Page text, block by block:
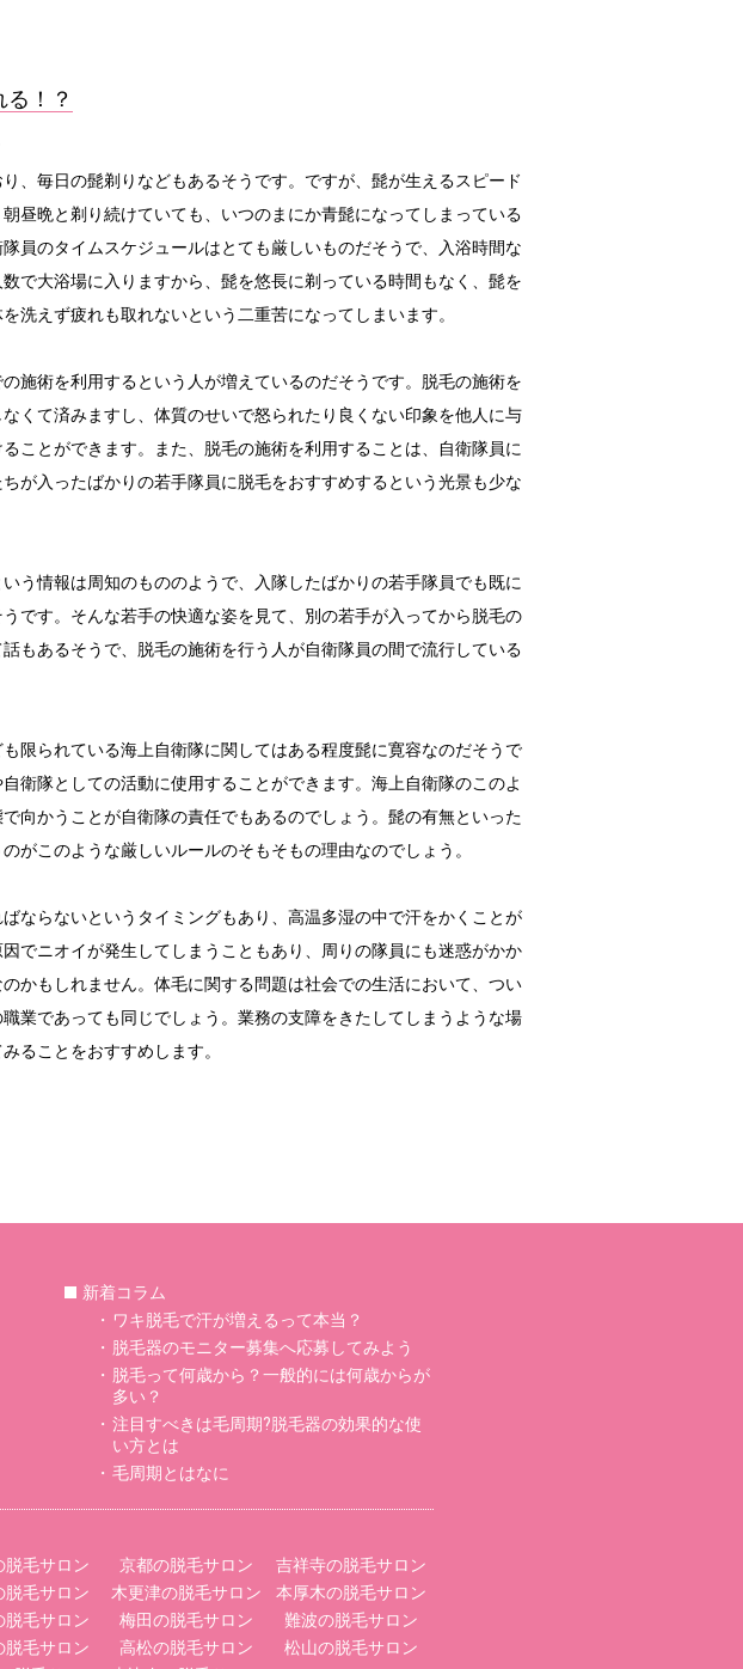
！？
、毎日の髭剃りなどもあるそうです。ですが、髭が生えるスピード
昼晩と剃り続けていても、いつのまにか青髭になってしまっている
員のタイムスケジュールはとても厳しいものだそうで、入浴時間な
で大浴場に入りますから、髭を悠長に剃っている時間もなく、髭を
洗えず疲れも取れないという二重苦になってしまいます。
施術を利用するという人が増えているのだそうです。脱毛の施術を
くて済みますし、体質のせいで怒られたり良くない印象を他人に与
ことができます。また、脱毛の施術を利用することは、自衛隊員に
が入ったばかりの若手隊員に脱毛をおすすめするという光景も少な
う情報は周知のもののようで、入隊したばかりの若手隊員でも既に
です。そんな若手の快適な姿を見て、別の若手が入ってから脱毛の
もあるそうで、脱毛の施術を行う人が自衛隊員の間で流行している
限られている海上自衛隊に関してはある程度髭に寛容なのだそうで
衛隊としての活動に使用することができます。海上自衛隊のこのよ
向かうことが自衛隊の責任でもあるのでしょう。髭の有無といった
がこのような厳しいルールのそもそもの理由なのでしょう。
ならないというタイミングもあり、高温多湿の中で汗をかくことが
でニオイが発生してしまうこともあり、周りの隊員にも迷惑がかか
かもしれません。体毛に関する問題は社会での生活において、つい
業であっても同じでしょう。業務の支障をきたしてしまうような場
ることをおすすめします。
新着コラム
ワキ脱毛で汗が増えるって本当？
脱毛器のモニター募集へ応募してみよう
脱毛って何歳から？一般的には何歳からが
多い？
注目すべきは毛周期?脱毛器の効果的な使
い方とは
毛周期とはなに
脱毛サロン 京都の脱毛サロン
吉祥寺の脱毛サロン
脱毛サロン
木更津の脱毛サロン
本厚木の脱毛サロン
脱毛サロン 梅田の脱毛サロン
難波の脱毛サロン
脱毛サロン 高松の脱毛サロン
松山の脱毛サロン